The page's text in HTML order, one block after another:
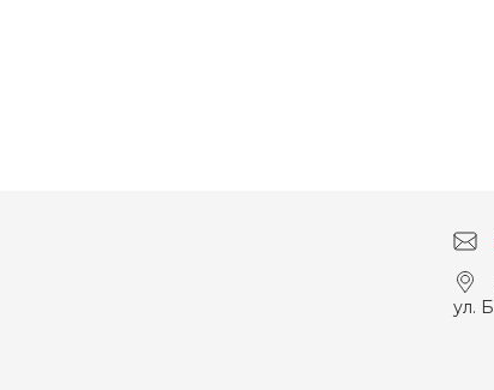
ул.